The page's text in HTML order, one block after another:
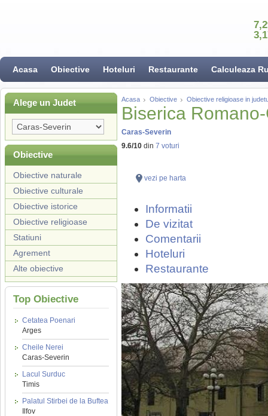
Acasa Obiective Hoteluri Restaurante Calculeaza
Alege un Judet
Obiective
Obiective naturale
Obiective culturale
Obiective istorice
Obiective religioase
Statiuni
Agrement
Alte obiective
Top Obiective
Cetatea Poenari
Arges
Cheile Nerei
Caras-Severin
Lacul Surduc
Timis
Palatul Stirbei de la Buftea
Ilfov
Acasa Obiective Obiective religioase in
Biserica
Caras-Severin
9.6/10 din 7 voturi
vezi pe harta
Informatii
De vizitat
Comentarii
Hoteluri
Restaurante